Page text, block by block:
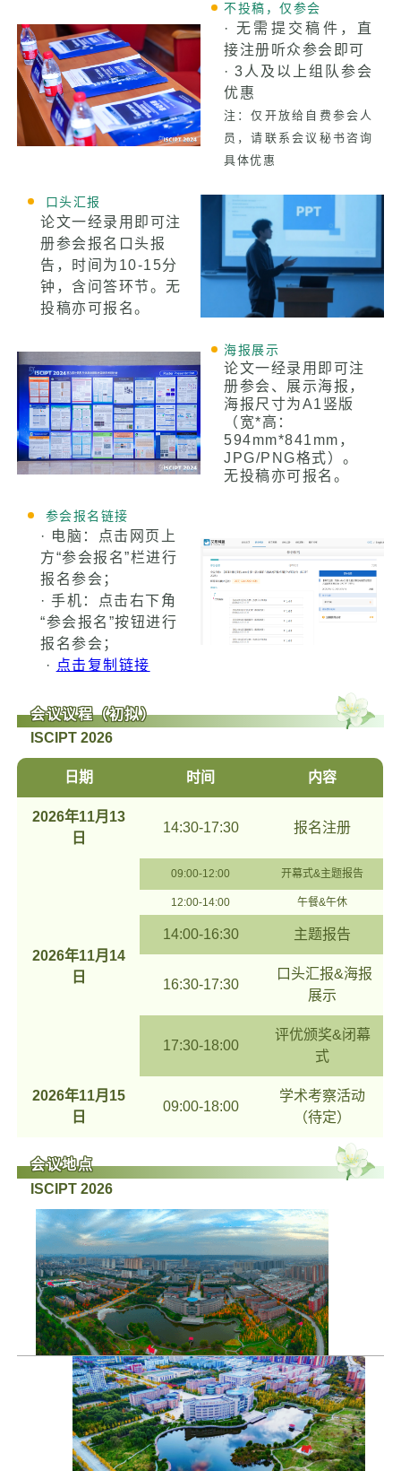
不投稿，仅参会
· 无需提交稿件，直
接注册听众参会即可
· 3人及以上组队参会
优惠
注：仅开放给自费参会人
员，请联系会议秘书咨询
具体优惠
口头汇报
论文一经录用即可注
册参会报名口头报
告，时间为10-15分
钟，含问答环节。无
投稿亦可报名。
海报展示
论文一经录用即可注
册参会、展示海报，
海报尺寸为A1竖版
（宽*高：
594mm*841mm，
JPG/PNG格式）。
无投稿亦可报名。
参会报名链接
· 电脑：点击网页上
方“参会报名”栏进行
报名参会；
· 手机：点击右下角
“参会报名”按钮进行
报名参会；
· 点击复制链接
会议议程（初拟）
ISCIPT 2026
日期 时间 内容
2026年11月13
日
14:30-17:30 报名注册
2026年11月14
日
09:00-12:00 开幕式&主题报告
12:00-14:00 午餐&午休
14:00-16:30 主题报告
16:30-17:30
口头汇报&海报
展示
17:30-18:00
评优颁奖&闭幕
式
2026年11月15
日
09:00-18:00
学术考察活动
（待定）
会议地点
ISCIPT 2026